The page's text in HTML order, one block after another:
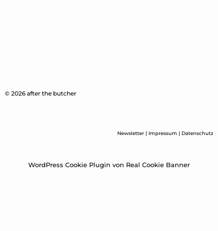
© 2026 after the butcher
Newsletter | Impressum | Datenschutz
WordPress Cookie Plugin von Real Cookie Banner